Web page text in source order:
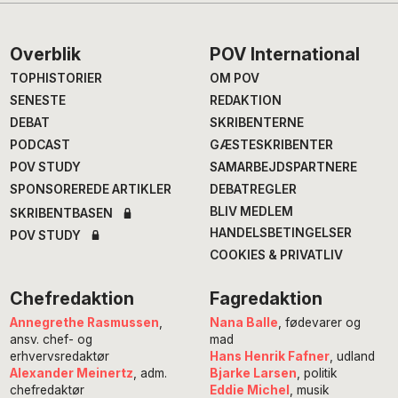
Footer
Overblik
TOPHISTORIER
SENESTE
DEBAT
PODCAST
POV STUDY
SPONSOREREDE ARTIKLER
SKRIBENTBASEN
POV STUDY
POV International
OM POV
REDAKTION
SKRIBENTERNE
GÆSTESKRIBENTER
SAMARBEJDSPARTNERE
DEBATREGLER
BLIV MEDLEM
HANDELSBETINGELSER
COOKIES & PRIVATLIV
Chefredaktion
Annegrethe Rasmussen
ansv. chef- og
erhvervsredaktør
Alexander Meinertz , adm.
chefredaktør
Fagredaktion
Nana Balle , fødevarer og
mad
Hans Henrik Fafner, udland
Bjarke Larsen , politik
Eddie Michel
, musik